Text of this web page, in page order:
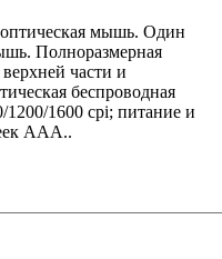
мышь. Один
Полноразмерная
части и
беспроводная
1600 cpi; питание и
ААА..